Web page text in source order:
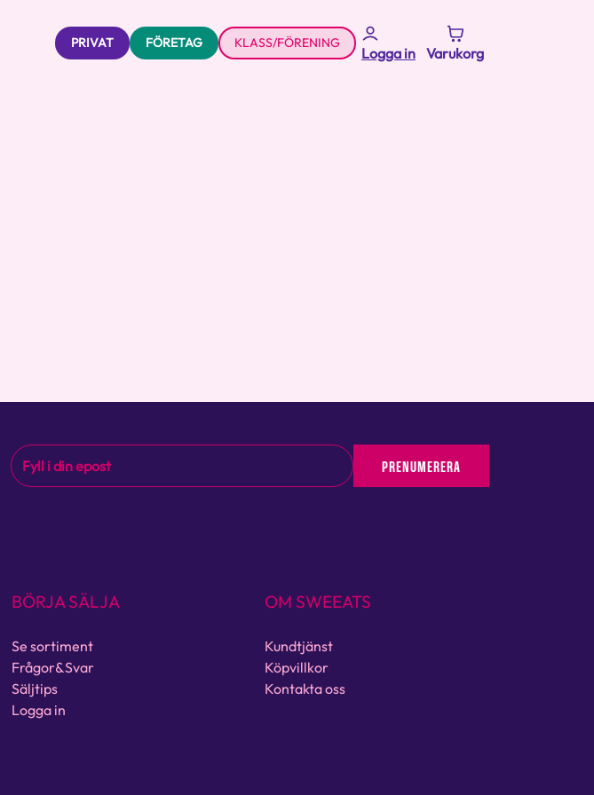
PRIVAT FÖRETAG KLASS/FÖRENING
Logga in Varukorg
PRENUMERERA
BÖRJA SÄLJA
Se sortiment
Frågor&Svar
Säljtips
Logga in
OM SWEEATS
Kundtjänst
Köpvillkor
Kontakta oss